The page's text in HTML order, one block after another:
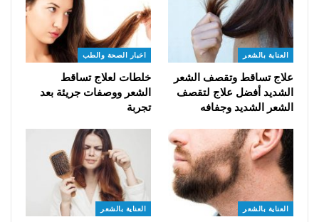
العناية بالشعر
علاج تساقط وتقصف الشعر
الشديد أفضل علاج لتقصف
الشعر الشديد وجفافه
اخبار الصحة والطب
خلطات لعلاج تساقط
الشعر ووصفات جريئة بعد
تجربة
العناية بالشعر العناية بالشعر